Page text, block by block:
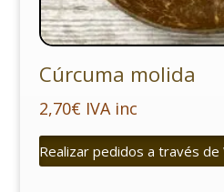
Cúrcuma molida
2,70€ IVA inc
Realizar pedidos a través de